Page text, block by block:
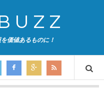
価値あるものに！